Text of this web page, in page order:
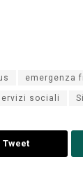
emergenza
sociali
Tweet